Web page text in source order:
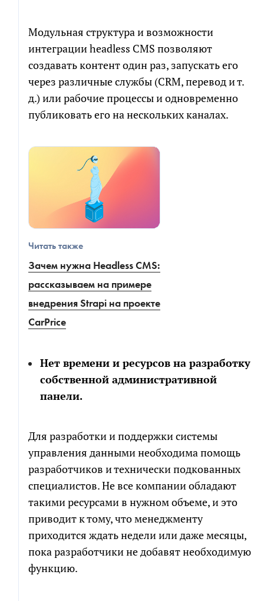
Модульная структура и возможности
интеграции headless CMS позволяют
создавать контент один раз, запускать его
через различные службы (CRM, перевод и т.
д.) или рабочие процессы и одновременно
публиковать его на нескольких каналах.
Читать также
Зачем нужна Headless CMS:
рассказываем на примере
внедрения Strapi на проекте
CarPrice
Нет времени и ресурсов на разработку
собственной административной
панели.
Для разработки и поддержки системы
управления данными необходима помощь
разработчиков и технически подкованных
специалистов. Не все компании обладают
такими ресурсами в нужном объеме, и это
приводит к тому, что менеджменту
приходится ждать недели или даже месяцы,
пока разработчики не добавят необходимую
функцию.